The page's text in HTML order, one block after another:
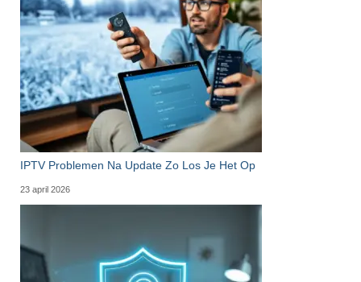
IPTV Problemen Na Update Zo Los Je Het Op
23 april 2026